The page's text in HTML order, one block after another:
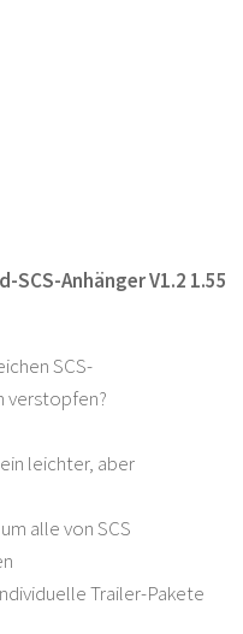
SCS-Anhänger V1.2 1.55
SCS-
verstopfen?
leichter, aber
alle von SCS
Trailer-Pakete